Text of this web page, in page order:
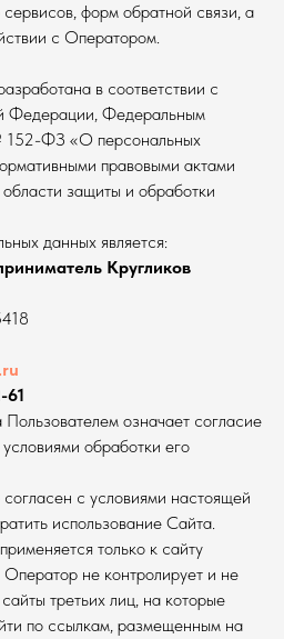
форм обратной связи, а
с Оператором.
в соответствии с
Федерации, Федеральным
ФЗ «О персональных
правовыми актами
защиты и обработки
данных является:
Кругликов
61
означает согласие
обработки его
с условиями настоящей
использование Сайта.
только к сайту
Оператор не контролирует и не
третьих лиц, на которые
по ссылкам, размещенным на